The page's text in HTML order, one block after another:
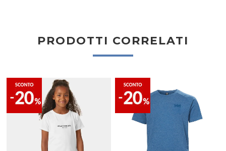
PRODOTTI CORRELATI